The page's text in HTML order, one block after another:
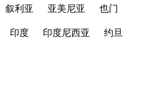
叙利亚 亚美尼亚 也门
印度 印度尼西亚 约旦